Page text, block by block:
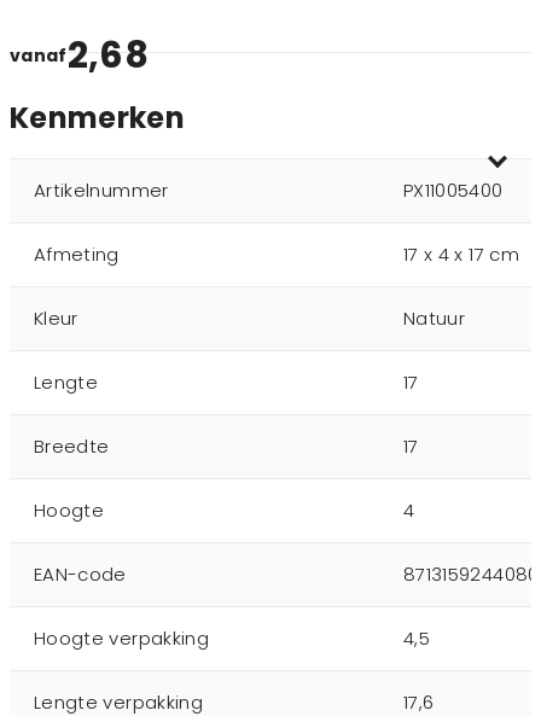
vanaf2,68
Kenmerken
Artikelnummer PX11005400
Afmeting 17 x 4 x 17 cm
Kleur Natuur
Lengte 17
Breedte 17
Hoogte 4
EAN-code 8713159244080
Hoogte verpakking 4,5
Lengte verpakking 17,6